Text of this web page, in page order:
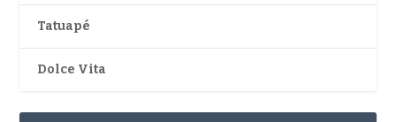
Tatuapé
Dolce Vita